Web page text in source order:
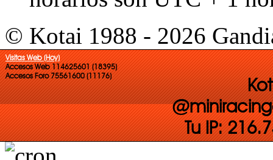
© Kotai 1988 - 2026
Visitas Web (Hoy)
Accesos Web 114625601 (18395)
Accesos Foro 75561600 (11176)
Tu IP: